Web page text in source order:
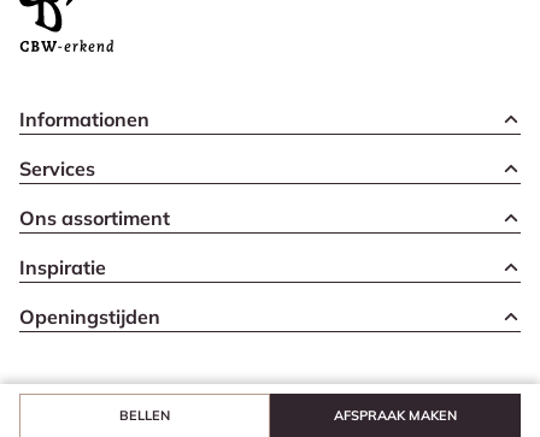
Informationen
Services
Ons assortiment
Inspiratie
Openingstijden
BELLEN AFSPRAAK MAKEN